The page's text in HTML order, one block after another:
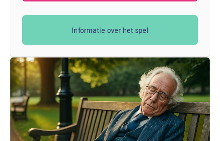
Informatie over het spel